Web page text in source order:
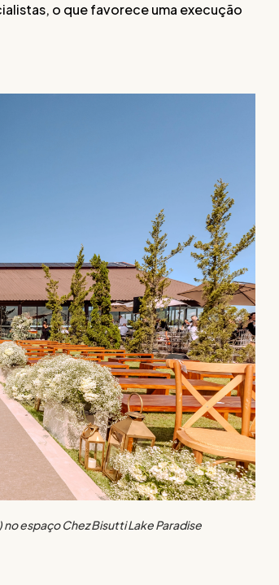
o que favorece uma execução
espaço Chez Bisutti Lake Paradise